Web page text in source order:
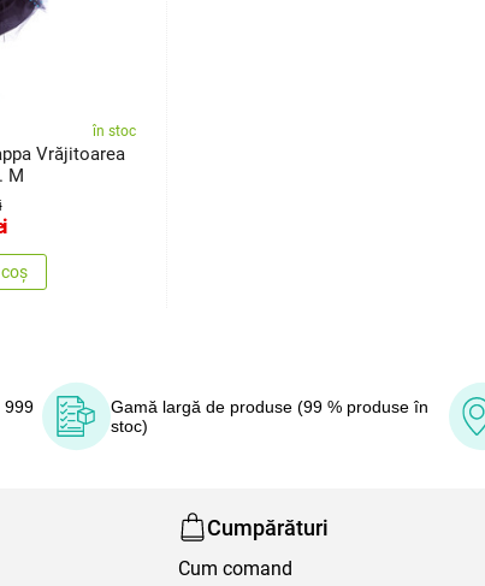
în stoc
Vrăjitoarea
M
999
Gamă largă de produse (99 % produse în
stoc)
Cumpărături
Cum comand